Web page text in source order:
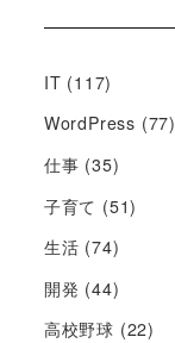
IT (117)
WordPress (77)
仕事 (35)
子育て (51)
生活 (74)
開発 (44)
高校野球 (22)